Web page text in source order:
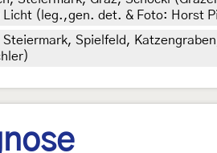
Licht (leg.,gen. det. & Foto: Horst
Spielfeld,